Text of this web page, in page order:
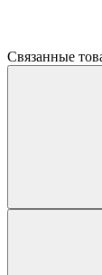
Связанные